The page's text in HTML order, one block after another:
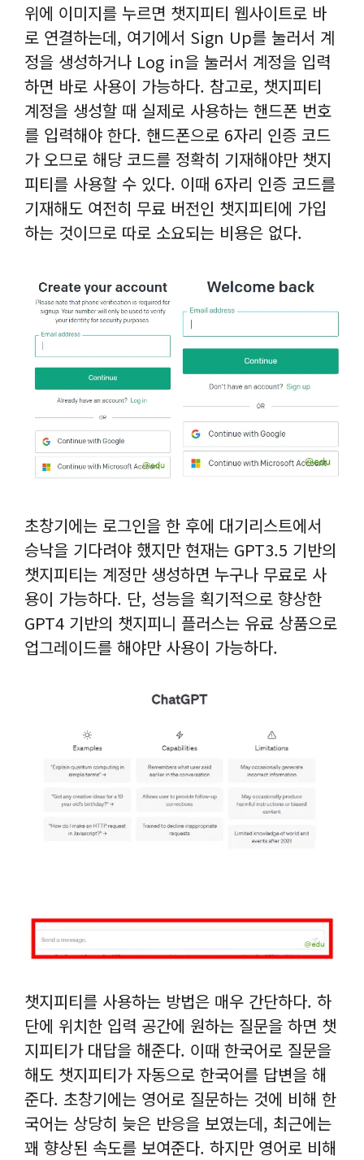
위에 이미지를 누르면 챗지피티 웹사이트로 바
로 연결하는데, 여기에서 Sign Up를 눌러서 계
정을 생성하거나 Log in을 눌러서 계정을 입력
하면 바로 사용이 가능하다. 참고로, 챗지피티
계정을 생성할 때 실제로 사용하는 핸드폰 번호
를 입력해야 한다. 핸드폰으로 6자리 인증 코드
가 오므로 해당 코드를 정확히 기재해야만 챗지
피티를 사용할 수 있다. 이때 6자리 인증 코드를
기재해도 여전히 무료 버전인 챗지피티에 가입
하는 것이므로 따로 소요되는 비용은 없다.
초창기에는 로그인을 한 후에 대기리스트에서
승낙을 기다려야 했지만 현재는 GPT3.5 기반의
챗지피티는 계정만 생성하면 누구나 무료로 사
용이 가능하다. 단, 성능을 획기적으로 향상한
GPT4 기반의 챗지피니 플러스는 유료 상품으로
업그레이드를 해야만 사용이 가능하다.
챗지피티를 사용하는 방법은 매우 간단하다. 하
단에 위치한 입력 공간에 원하는 질문을 하면 챗
지피티가 대답을 해준다. 이때 한국어로 질문을
해도 챗지피티가 자동으로 한국어를 답변을 해
준다. 초창기에는 영어로 질문하는 것에 비해 한
국어는 상당히 늦은 반응을 보였는데, 최근에는
꽤 향상된 속도를 보여준다. 하지만 영어로 비해